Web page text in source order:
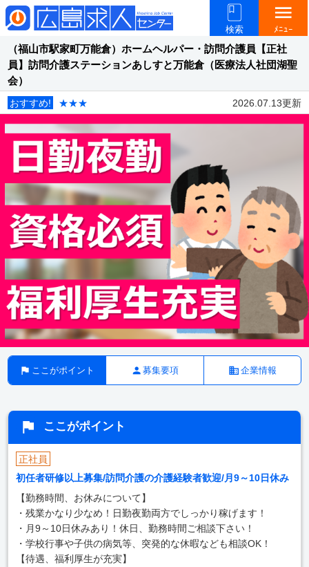
検索
menu
ﾒﾆｭｰ
（福山市駅家町万能倉）ホームヘルパー・訪問介護員【正社
員】訪問介護ステーションあしすと万能倉（医療法人社団湖聖
会）
おすすめ! ★★★ 2026.07.13更新
ここがポイント 募集要項 企業情報
ここがポイント
正社員
初任者研修以上募集/訪問介護の介護経験者歓迎/月9～10日休み
【勤務時間、お休みについて】
・残業かなり少なめ！日勤夜勤両方でしっかり稼げます！
・月9～10日休みあり！休日、勤務時間ご相談下さい！
・学校行事や子供の病気等、突発的な休暇なども相談OK！
【待遇、福利厚生が充実】